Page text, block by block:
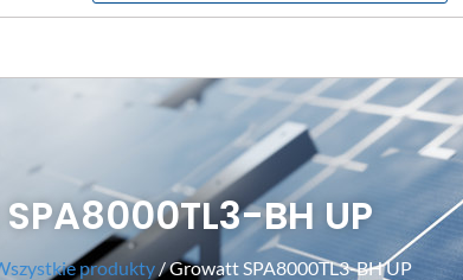
BH UP
produkty / Growatt SPA8000TL3-BH UP